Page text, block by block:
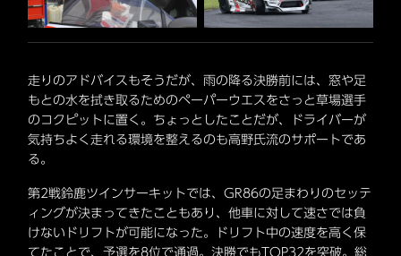
走りのアドバイスもそうだが、雨の降る決勝前には、窓や足
もとの水を拭き取るためのペーパーウエスをさっと草場選手
のコクピットに置く。ちょっとしたことだが、ドライバーが
気持ちよく走れる環境を整えるのも高野氏流のサポートであ
る。
第2戦鈴鹿ツインサーキットでは、GR86の足まわりのセッテ
ィングが決まってきたこともあり、他車に対して速さでは負
けないドリフトが可能になった。ドリフト中の速度を高く保
てたことで、予選を8位で通過。決勝でもTOP32を突破。総